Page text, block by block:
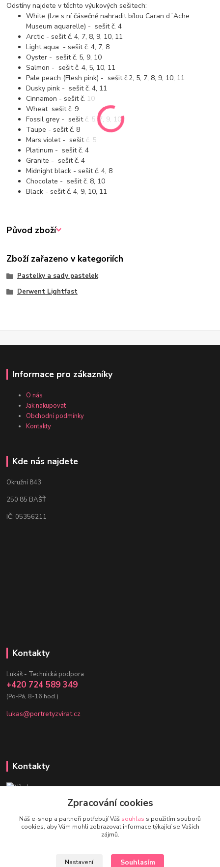
Odstíny najdete v těchto výukových sešitech:
White (lze s ní čásečně nahradit bílou Caran d´Ache
Museum aquarelle) - sešit č. 4
Arctic - sešit č. 4, 7, 8, 9, 10, 11
Light aqua - sešit č. 4, 7, 8
Oyster - sešit č. 5, 9, 10
Salmon - sešit č. 4, 5, 10, 11
Pale peach (Flesh pink) - sešit č.2, 5, 7, 8, 9, 10, 11
Dusky pink - sešit č. 4, 11
Cinnamon - sešit č. 10
Wheat sešit č. 9
Fossil grey - sešit č. 5, 7, 9, 10
Taupe - sešit č. 8
Mars violet - sešit č. 5
Platinum - sešit č. 4
Granite - sešit č. 4
Midnight black - sešit č. 4, 8
Chocolate - sešit č. 8, 10
Black - sešit č. 4, 9, 10, 11
Původ zboží
Zboží zařazeno v kategoriích
Pastelky a sady pastelek
Derwent Lightfast
Informace pro zákazníky
O nás
Jak nakupovat
Obchodní podmínky
Kontakty
Kde nás najdete
Okružní 843
250 85 BAŠŤ
IČ: 05356211
Kontakty
Lukáš - Technická podpora
+420 724 589 349
(Po-Pá, 8-16 hod.)
lukas@portretyzvirat.cz
Kontakty
Nikol - Srdce Portrétů zvířat
+420 736 432 678
(Po-Pá, 8-16 hod.)
eshop@portretyzvirat.cz
Zpracování cookies
Náš e-shop a partneři potřebují Váš souhlas s použitím souborů
cookies, aby Vám mohli zobrazovat informace týkající se Vašich
zájmů.
Nastavení Souhlasím